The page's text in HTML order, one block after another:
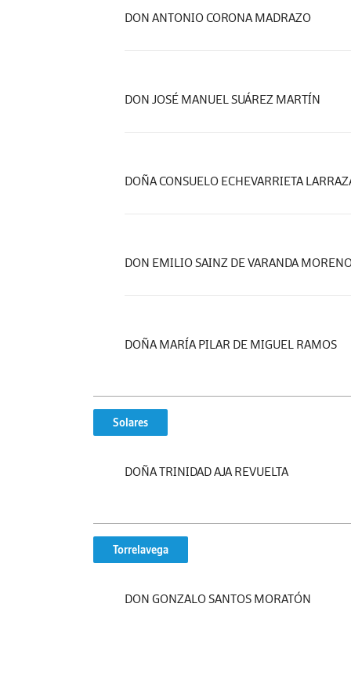
DON ANTONIO CORONA MADRAZO
DON JOSÉ MANUEL SUÁREZ MARTÍN
DOÑA CONSUELO ECHEVARRIETA
DON EMILIO SAINZ DE VARANDA
DOÑA MARÍA PILAR DE MIGUEL RAMOS
Solares
DOÑA TRINIDAD AJA REVUELTA
Torrelavega
DON GONZALO SANTOS MORATÓN